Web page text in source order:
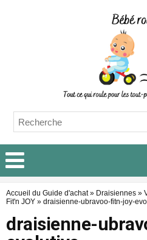
Accueil du Guide d'achat» Draisiennes »
Fit'n JOY » draisienne-ubravoo-fitn-joy-
draisienne-